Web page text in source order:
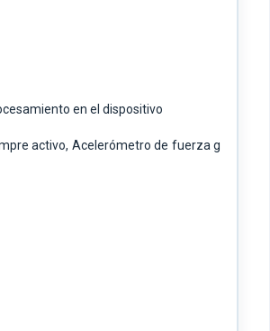
en el dispositivo
activo, Acelerómetro de fuerza g